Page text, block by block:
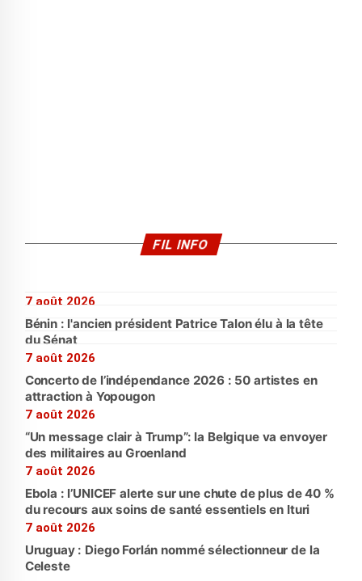
FIL INFO
7 août 2026
Bénin : l'ancien président Patrice Talon élu à la tête
du Sénat
7 août 2026
Concerto de l’indépendance 2026 : 50 artistes en
attraction à Yopougon
7 août 2026
“Un message clair à Trump”: la Belgique va envoyer
des militaires au Groenland
7 août 2026
Ebola : l’UNICEF alerte sur une chute de plus de 40 %
du recours aux soins de santé essentiels en Ituri
7 août 2026
Uruguay : Diego Forlán nommé sélectionneur de la
Celeste